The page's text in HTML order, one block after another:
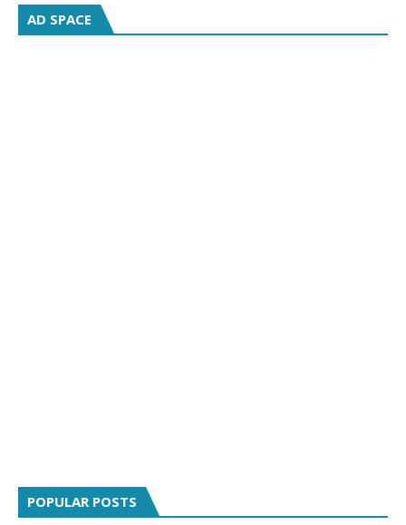
AD SPACE
POPULAR POSTS